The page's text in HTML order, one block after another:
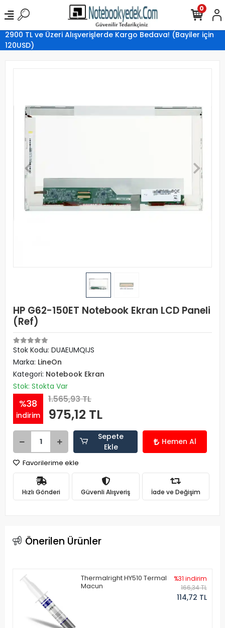
2900 TL ve Üzeri Alışverişlerde Kargo Bedava! (Bayiler için
120USD)
0
HP G62-150ET Notebook Ekran LCD Paneli
(Ref)
Stok Kodu: DUAEUMQIJS
Marka: LineOn
Kategori: Notebook Ekran
Stok: Stokta Var
%38
indirim
1.565,93 TL
975,12 TL
Sepete
Ekle
Hemen Al
Favorilerime ekle
Hızlı Gönderi Güvenli Alışveriş İade ve Değişim
Önerilen Ürünler
Thermalright HY510 Termal
Macun
%31 indirim
166,34 TL
114,72 TL